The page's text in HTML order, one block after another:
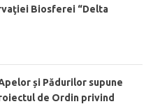
Biosferei “Delta
și Pădurilor supune
de Ordin privind